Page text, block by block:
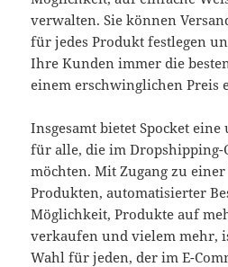
verwalten. Sie können
für jedes Produkt festlegen
Ihre Kunden immer die
einem erschwinglichen Preis
Insgesamt bietet Spocket eine
für alle, die im Dropshipping-
möchten. Mit Zugang zu
Produkten, automatisierter
Möglichkeit, Produkte auf
verkaufen und vielem mehr,
Wahl für jeden, der im E-